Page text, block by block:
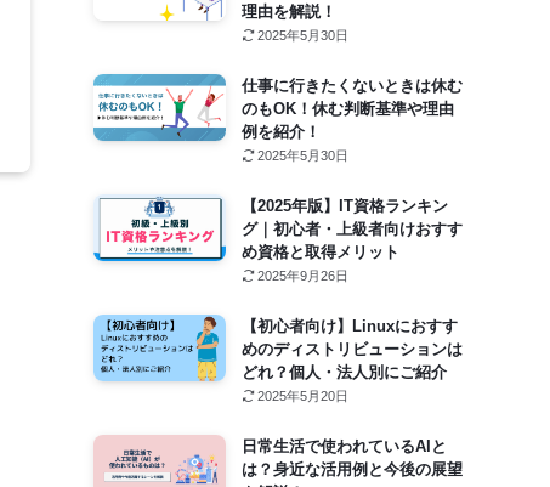
理由を解説！
2025年5月30日
仕事に行きたくないときは休む
のもOK！休む判断基準や理由
例を紹介！
2025年5月30日
【2025年版】IT資格ランキン
グ｜初心者・上級者向けおすす
め資格と取得メリット
2025年9月26日
【初心者向け】Linuxにおすす
めのディストリビューションは
どれ？個人・法人別にご紹介
2025年5月20日
日常生活で使われているAIと
は？身近な活用例と今後の展望